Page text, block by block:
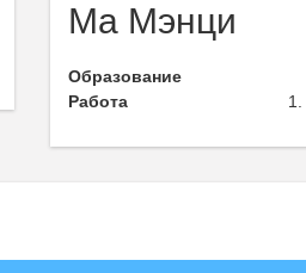
Ма Мэнци
Образование
Работа